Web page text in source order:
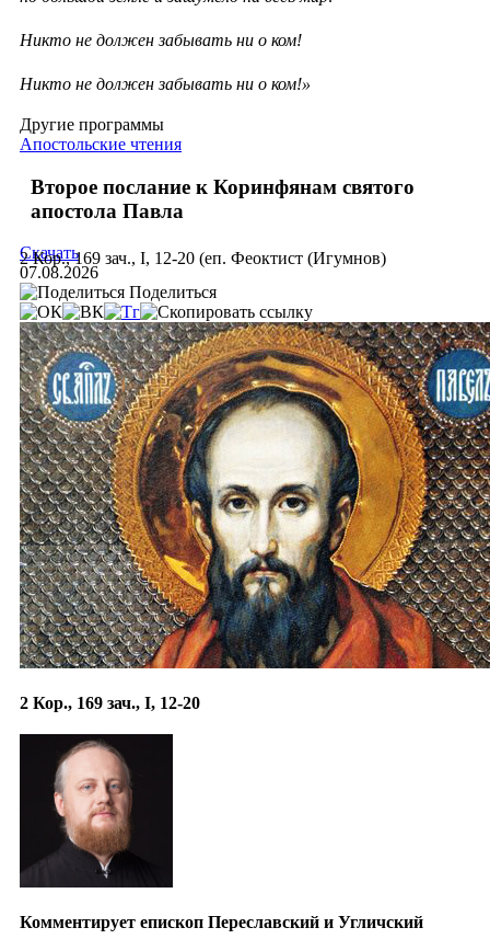
Никто не должен забывать ни о ком!
Никто не должен забывать ни о ком!»
Другие программы
Апостольские чтения
Второе послание к Коринфянам святого
апостола Павла
2 Кор., 169 зач., I, 12-20 (еп. Феоктист (Игумнов)
Скачать
07.08.2026
Поделиться
2 Кор., 169 зач., I, 12-20
Комментирует епископ Переславский и Угличский